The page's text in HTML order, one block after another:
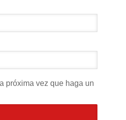
próxima vez que haga un